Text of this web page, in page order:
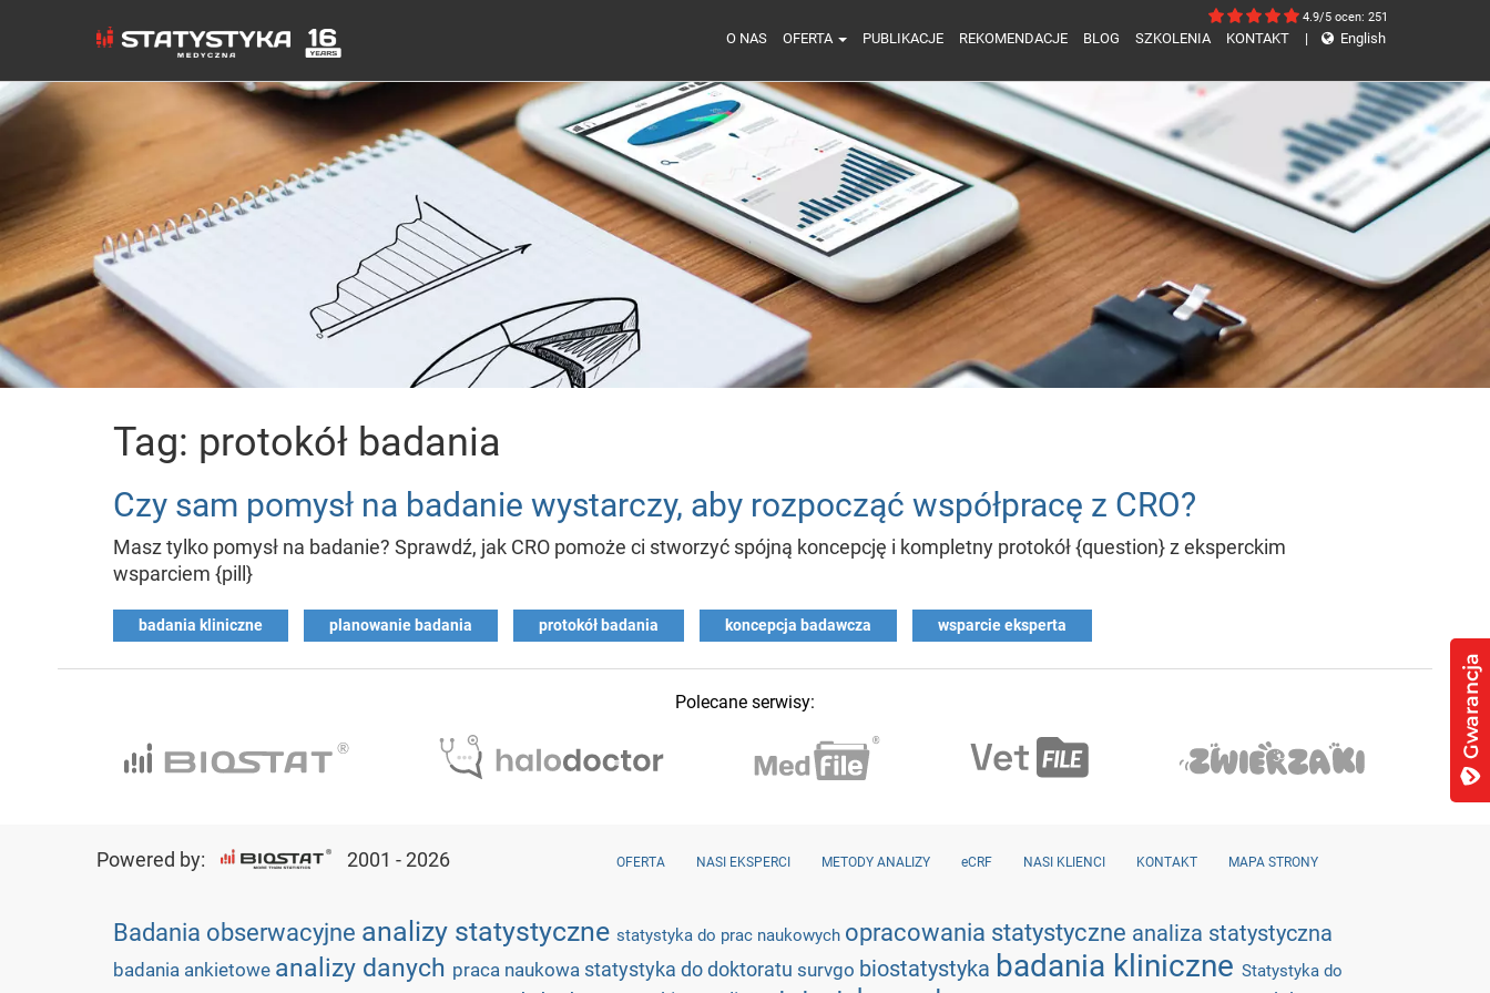
4.9/5 ocen: 251
O NAS OFERTA PUBLIKACJE REKOMENDACJE BLOG SZKOLENIA KONTAKT | English
Tag: protokół badania
Czy sam pomysł na badanie wystarczy, aby rozpocząć współpracę z CRO?
Masz tylko pomysł na badanie? Sprawdź, jak CRO pomoże ci stworzyć spójną koncepcję i kompletny protokół {question} z eksperckim
wsparciem {pill}
badania kliniczne planowanie badania protokół badania koncepcja badawcza wsparcie eksperta
Polecane serwisy:
Powered by: 2001 - 2026 OFERTA NASI EKSPERCI METODY ANALIZY eCRF NASI KLIENCI KONTAKT MAPA STRONY
Badania obserwacyjne analizy statystyczne statystyka do prac naukowych opracowania statystyczne analiza statystyczna
badania ankietowe analizy danych praca naukowa statystyka do doktoratu survgo biostatystyka badania kliniczne Statystyka do